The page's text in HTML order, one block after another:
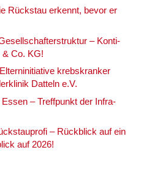
Rück­stau erkennt, bevor er
– Kon­ti­
Co. KG!
krebs­kran­ker
Dat­teln e.V.
– Treff­punkt der Infra­
– Rück­blick auf ein
auf 2026!